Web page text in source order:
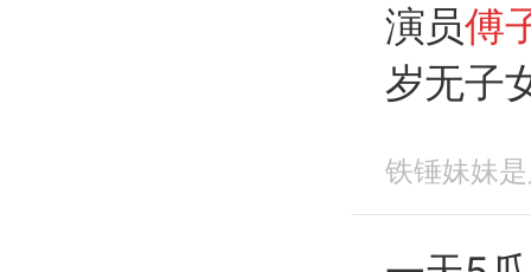
演员傅
岁无子
铁锤妹妹